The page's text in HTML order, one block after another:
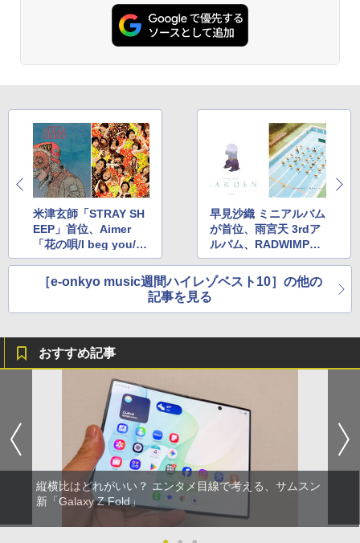
米津玄師「STRAY SH
EEP」首位、Aimer
「花の唄/I beg you/春
はゆく」(8月14日～8
月20日)
早見沙織 ミニアルバム
が首位、雨宮天 3rdア
ルバム、RADWIMPS
(8月23日～9月3日)
［e-onkyo music週間ハイレゾベスト10］の他の
記事を見る
おすすめ記事
縦横比はどれがいい？ エンタメ目線で考える、サムスン
新「Galaxy Z Fold」